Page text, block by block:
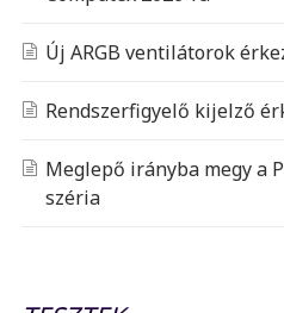
Új ARGB ventilátorok
Rendszerfigyelő kijelző
Meglepő irányba megy a
széria